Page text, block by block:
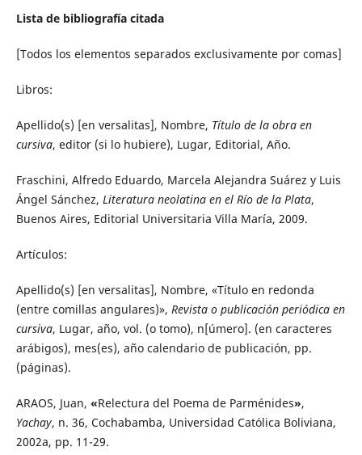
Lista de bibliografía citada
[Todos los elementos separados exclusivamente por comas]
Libros:
Apellido(s) [en versalitas], Nombre, Título de la obra en
cursiva, editor (si lo hubiere), Lugar, Editorial, Año.
Fraschini, Alfredo Eduardo, Marcela Alejandra Suárez y Luis
Ángel Sánchez, Literatura neolatina en el Río de la Plata,
Buenos Aires, Editorial Universitaria Villa María, 2009.
Artículos:
Apellido(s) [en versalitas], Nombre, «Título en redonda
(entre comillas angulares)», Revista o publicación periódica en
cursiva, Lugar, año, vol. (o tomo), n[úmero]. (en caracteres
arábigos), mes(es), año calendario de publicación, pp.
(páginas).
ARAOS, Juan, «Relectura del Poema de Parménides»,
Yachay, n. 36, Cochabamba, Universidad Católica Boliviana,
2002a, pp. 11-29.